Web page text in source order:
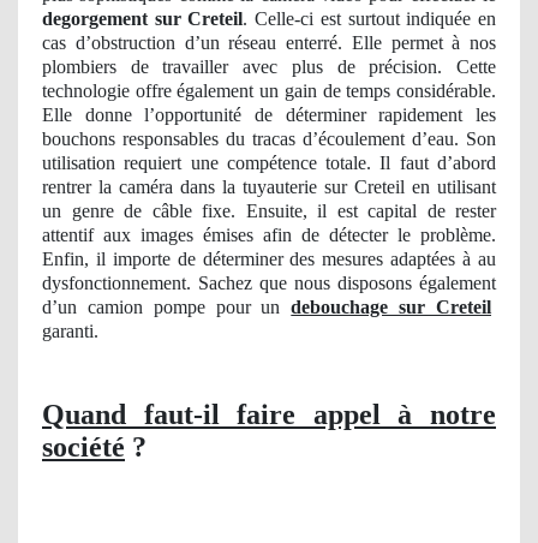
degorgement sur Creteil. Celle-ci est surtout indiquée en
cas d’obstruction d’un réseau enterré. Elle permet à nos
plombiers de travailler avec plus de précision. Cette
technologie offre également un gain de temps considérable.
Elle donne l’opportunité de déterminer rapidement les
bouchons responsables du tracas d’écoulement d’eau. Son
utilisation requiert une compétence totale. Il faut d’abord
rentrer la caméra dans la tuyauterie sur Creteil en utilisant
un genre de câble fixe. Ensuite, il est capital de rester
attentif aux images émises afin de détecter le problème.
Enfin, il importe de déterminer des mesures adaptées à au
dysfonctionnement. Sachez que nous disposons également
d’un camion pompe pour undebouchage sur Creteil
garanti.
Quand faut-il faire appel à notre
société ?